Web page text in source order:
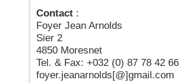
Contact :
Foyer Jean Arnolds
Sier 2
4850 Moresnet
Tel. & Fax: +032 (0) 87 78 42 66
foyer.jeanarnolds[@]gmail.com